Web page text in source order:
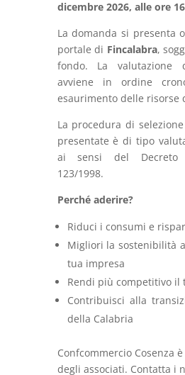
dicembre 2026, alle ore
Ladomanda si presenta
portaledi Fincalabra,
fondo. Lavalutazione
avviene in ordine
esaurimento delle risorse
La procedura di
presentate è di tipo
ai sensi del Decreto
123/1998.
Perché aderire?
Riduci i consumi e
Migliori lasostenibilità
tua impresa
Rendi più competitivo il
Contribuisci alla
della Calabria
Confcommercio Cosenza
degli associati. Contatta i